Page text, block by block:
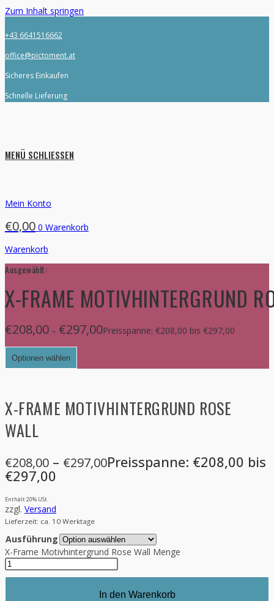
Zum Inhalt springen
+43 6641516662
office@pictoment.at
Sicheres Einkaufen
Schnelle Lieferung
MENÜ SCHLIESSEN
Mein Konto
€0,00 0 Warenkorb
Warenkorb
Ausgewählt:
X-FRAME MOTIVHINTERGRUND
€208,00 – €297,00Preisspanne: €208,00 bis €297,00
Optionen wählen
X-FRAME MOTIVHINTERGRUND ROSE
WALL
€208,00 – €297,00Preisspanne: €208,00 bis
€297,00
Enthält 20% USt.
zzgl. Versand
Lieferzeit: ca. 10 Werktage
Ausführung
X-Frame Motivhintergrund Rose Wall Menge
In den Warenkorb